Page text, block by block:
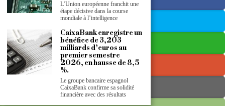
L’Union européenne franchit une
étape décisive dans la course
mondiale à l’intelligence
CaixaBank enregistre un
bénéfice de 3,203
milliards d’euros au
premier semestre
2026, en hausse de 8,5
%.
Le groupe bancaire espagnol
CaixaBank confirme sa solidité
financière avec des résultats